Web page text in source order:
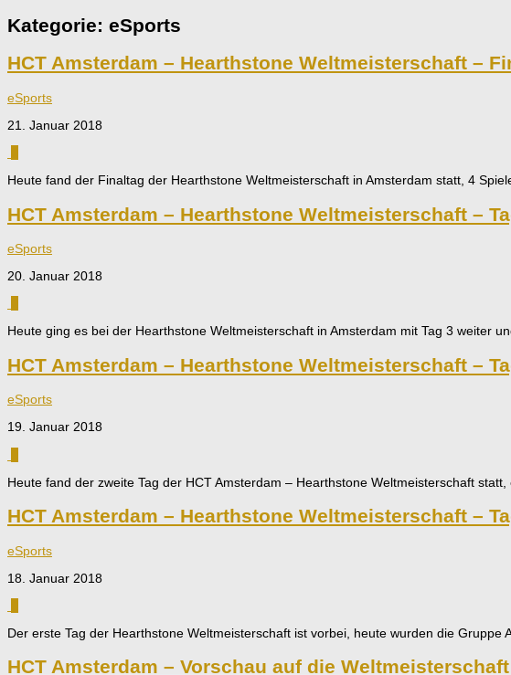
Kategorie: eSports
HCT Amsterdam – Hearthstone Weltmeisterschaft –
eSports
21. Januar 2018
Heute fand der Finaltag der Hearthstone Weltmeisterschaft in Amsterdam statt, 4
HCT Amsterdam – Hearthstone Weltmeisterschaft –
eSports
20. Januar 2018
Heute ging es bei der Hearthstone Weltmeisterschaft in Amsterdam mit Tag 3 weiter
HCT Amsterdam – Hearthstone Weltmeisterschaft –
eSports
19. Januar 2018
Heute fand der zweite Tag der HCT Amsterdam – Hearthstone Weltmeisterschaft
HCT Amsterdam – Hearthstone Weltmeisterschaft –
eSports
18. Januar 2018
Der erste Tag der Hearthstone Weltmeisterschaft ist vorbei, heute wurden die
HCT Amsterdam – Vorschau auf die Weltmeisterschaft